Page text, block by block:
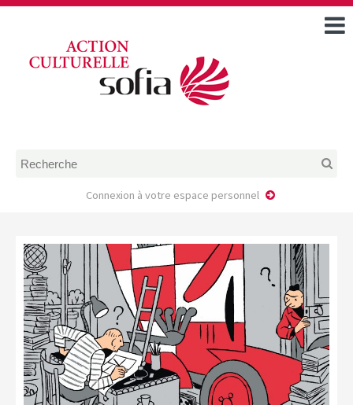
DOSSIERS DE DEMANDE
FAIRE UNE DEMANDE D’AIDE
MODÈLE D’ACCORD DE
PRESTATION
AUTEUR/PORTEUR DE
PROJET
LA COPIE PRIVÉE
NUMÉRIQUE
Connexion à votre espace personnel